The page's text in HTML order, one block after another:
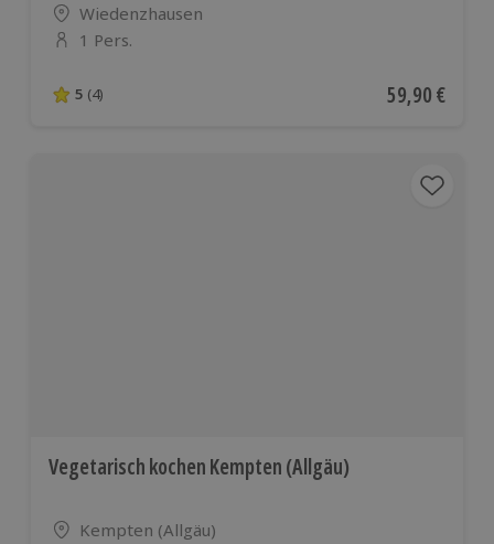
Standort
Wiedenzhausen
Anzahl der Teilnehmer
1 Pers.
5 von 5 Sternen basierend auf 4 Bewertungen
5 (4) Aktueller
59,90 €
Vegetarisch kochen Kempten (Allgäu)
Standort
Kempten (Allgäu)